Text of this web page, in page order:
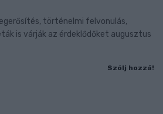
történelmi felvonulás,
is várják az érdeklődőket augusztus
Szólj hozzá!